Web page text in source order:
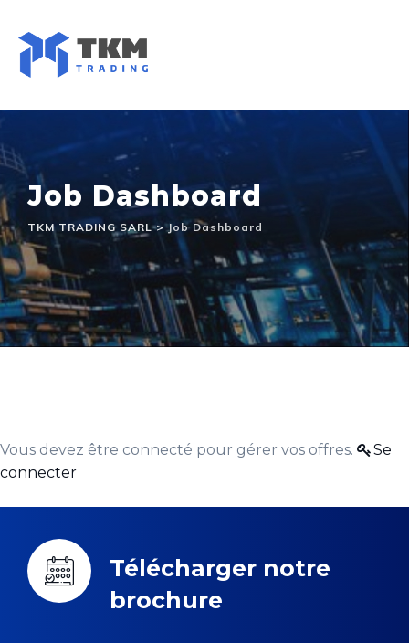
content
Job Dashboard
TKM TRADING SARL>Job Dashboard
Vous devez être connecté pour gérer vos offres.
Se
connecter
Télécharger notre
brochure